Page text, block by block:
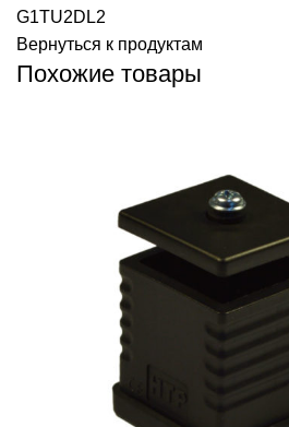
G1TU2DL2
Вернуться к продуктам
Похожие товары